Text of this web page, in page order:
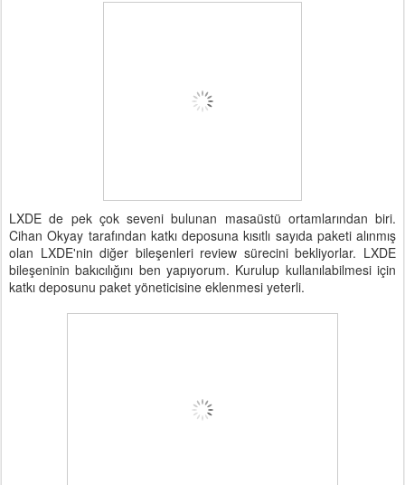
LXDE de pek çok seveni bulunan masaüstü ortamlarından biri.
Cihan Okyay tarafından katkı deposuna kısıtlı sayıda paketi alınmış
olan LXDE'nin diğer bileşenleri review sürecini bekliyorlar. LXDE
bileşeninin bakıcılığını ben yapıyorum. Kurulup kullanılabilmesi için
katkı deposunu paket yöneticisine eklenmesi yeterli.